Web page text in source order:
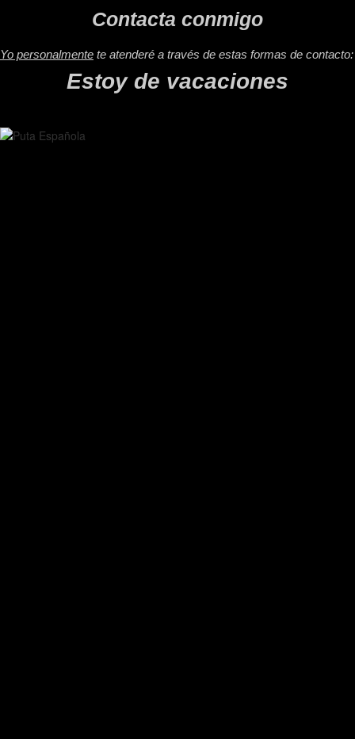
Contacta conmigo
Yo personalmente te atenderé a través de estas formas de contacto:
Estoy de vacaciones